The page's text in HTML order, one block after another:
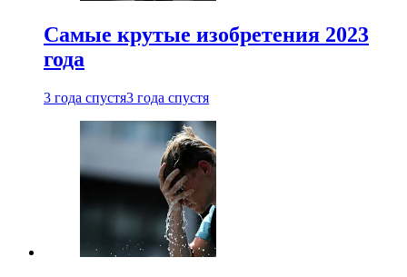
Самые крутые изобретения 2023
года
3 года спустя3 года спустя